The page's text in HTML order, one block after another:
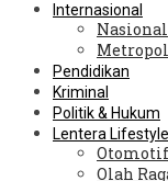
Internasional
Nasional
Pendidikan
Kriminal
Politik & Hukum
Lentera Lifestyle
Otomotif
Olah